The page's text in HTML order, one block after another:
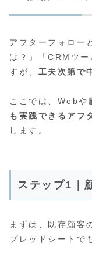
アフターフォロー
は？」「CRMツ
すが、 工夫次第で
ここでは、Webや
も実践できるアフ
します。
ステップ1｜
まずは、既存顧客
プレッドシートで